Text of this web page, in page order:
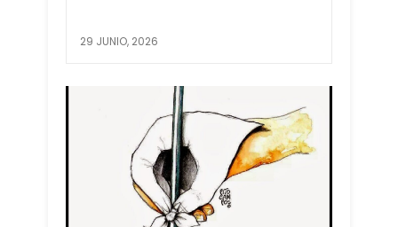
29 JUNIO, 2026